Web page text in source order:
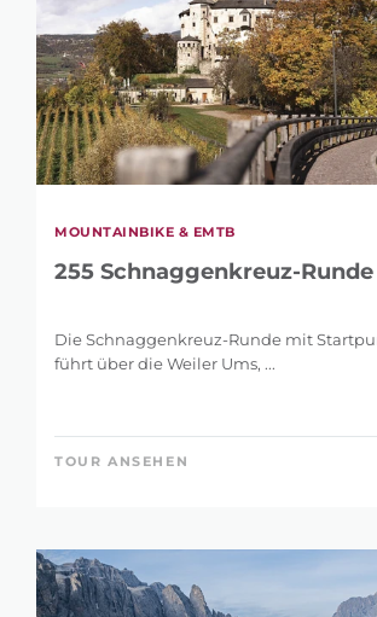
MOUNTAINBIKE & EMTB
255 Schnaggenkreuz-Runde
Die Schnaggenkreuz-Runde mit
führt über die Weiler Ums, ...
TOUR ANSEHEN